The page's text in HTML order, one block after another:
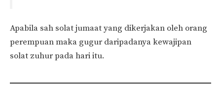
Apabila sah solat jumaat yang dikerjakan oleh orang
perempuan maka gugur daripadanya kewajipan
solat zuhur pada hari itu.